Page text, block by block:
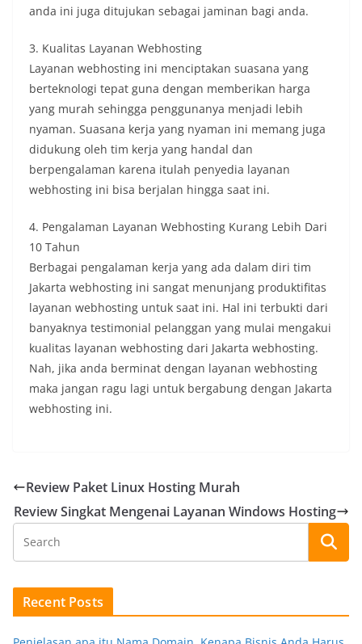
anda ini juga ditujukan sebagai jaminan bagi anda.
3. Kualitas Layanan Webhosting
Layanan webhosting ini menciptakan suasana yang
berteknologi tepat guna dengan memberikan harga
yang murah sehingga penggunanya menjadi lebih
nyaman. Suasana kerja yang nyaman ini memang juga
didukung oleh tim kerja yang handal dan
berpengalaman karena itulah penyedia layanan
webhosting ini bisa berjalan hingga saat ini.
4. Pengalaman Layanan Webhosting Kurang Lebih Dari
10 Tahun
Berbagai pengalaman kerja yang ada dalam diri tim
Jakarta webhosting ini sangat menunjang produktifitas
layanan webhosting untuk saat ini. Hal ini terbukti dari
banyaknya testimonial pelanggan yang mulai mengakui
kualitas layanan webhosting dari Jakarta webhosting.
Nah, jika anda berminat dengan layanan webhosting
maka jangan ragu lagi untuk bergabung dengan Jakarta
webhosting ini.
Review Paket Linux Hosting Murah
Review Singkat Mengenai Layanan Windows Hosting
Recent Posts